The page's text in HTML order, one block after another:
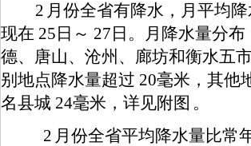
2 月份全省有降水，月平均
现在 25 日～ 27 日。月降水量分
德、唐山、沧州、廊坊和衡水五
别地点降水量超过 20毫米，其他
名县城 24毫米，详见附图 。
2 月份全省平均降水量比常